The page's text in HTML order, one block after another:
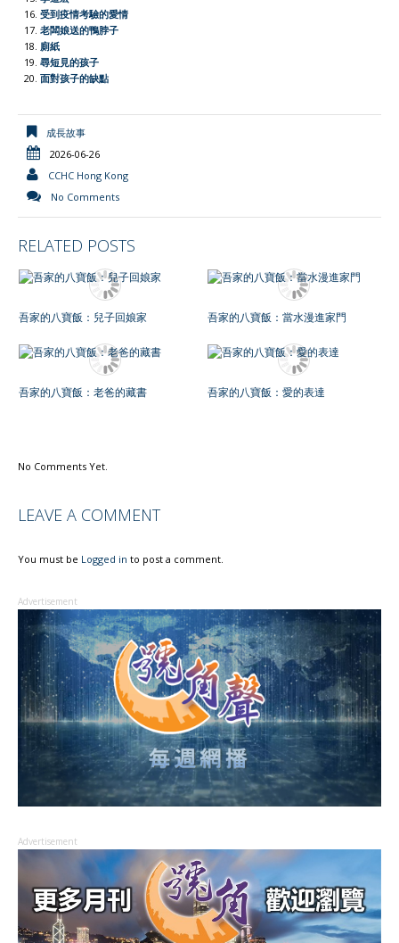
受到疫情考驗的愛情
老闆娘送的鴨脖子
廁紙
尋短見的孩子
面對孩子的缺點
成長故事
2026-06-26
CCHC Hong Kong
No Comments
RELATED POSTS
吾家的八寶飯：兒子回娘家 吾家的八寶飯：當水漫進家門
吾家的八寶飯：老爸的藏書 吾家的八寶飯：愛的表達
No Comments Yet.
LEAVE A COMMENT
You must be Logged in to post a comment.
Advertisement
Advertisement